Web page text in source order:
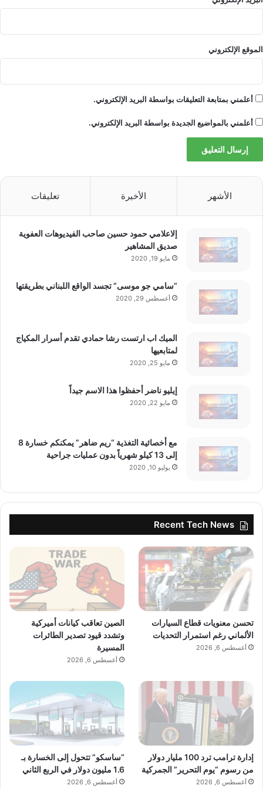
الموقع الإلكتروني
أعلمني بمتابعة التعليقات بواسطة البريد الإلكتروني.
أعلمني بالمواضيع الجديدة بواسطة البريد الإلكتروني.
الأشهر الأخيرة تعليقات
إلاعلامي حمود حسين صاحب الفيديوهات العفوية
صديق المشاهير
مايو 19, 2020
“سامي جو موسى” تجسد الواقع اللبناني بطريقتها
أغسطس 29, 2020
الميك اب ارتست رشا حمادي تقدم أسرار المكياج
لمتابعيها
مايو 25, 2020
إيليو ناضر أحفظوا هذا الاسم جيداً
مايو 22, 2020
مع أخصائية التغذية “ريم ضاهر” يمكنكم خسارة 8
إلى 13 كيلو شهرياً بدون عمليات جراحية
يوليو 10, 2020
Recent Tech News
تحسن معنويات قطاع السيارات
الألماني رغم استمرار التحديات
أغسطس 6, 2026
الصين تعاقب كيانات أميركية
وتشدد قيود تصدير الطائرات
المسيرة
أغسطس 6, 2026
إدارة ترامب ترد 100 مليار دولار
من رسوم “يوم التحرير” الجمركية
أغسطس 6, 2026
“ساسكو” تتحول إلى الخسارة بـ
1.6 مليون دولار في الربع الثاني
أغسطس 6, 2026